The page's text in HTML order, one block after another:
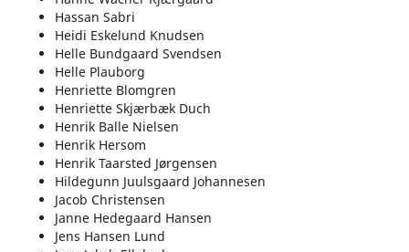
Hassan Sabri
Heidi Eskelund Knudsen
Helle Bundgaard Svendsen
Helle Plauborg
Henriette Blomgren
Henriette Skjærbæk Duch
Henrik Balle Nielsen
Henrik Hersom
Henrik Taarsted Jørgensen
Hildegunn Juulsgaard Johannesen
Jacob Christensen
Janne Hedegaard Hansen
Jens Hansen Lund